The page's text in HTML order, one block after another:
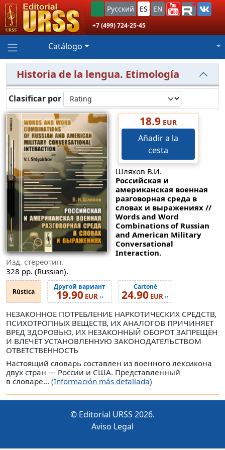
Русский ES EN
+7 (499) 724-25-45
Catálogo
Historia de la lengua. Etimología
Clasificar por
18.9EUR
Añadir a la
cesta
Шляхов В.И.
Российская и
американская военная
разговорная среда в
словах и выражениях //
Words and Word
Combinations of Russian
and American Military
Conversational
Interaction.
Изд. стереотип.
328 pp. (Russian).
Rústica
Другой вариант
19.90EUR››
Cartoné
24.90 EUR››
НЕЗАКОННОЕ ПОТРЕБЛЕНИЕ НАРКОТИЧЕСКИХ СРЕДСТВ,
ПСИХОТРОПНЫХ ВЕЩЕСТВ, ИХ АНАЛОГОВ ПРИЧИНЯЕТ
ВРЕД ЗДОРОВЬЮ, ИХ НЕЗАКОННЫЙ ОБОРОТ ЗАПРЕЩЁН
И ВЛЕЧЁТ УСТАНОВЛЕННУЮ ЗАКОНОДАТЕЛЬСТВОМ
ОТВЕТСТВЕННОСТЬ
Настоящий словарь составлен из военного лексикона
двух стран --- России и США. Представленный
в словаре... (Información más detallada)
© Editorial URSS 2026.
Aviso Legal